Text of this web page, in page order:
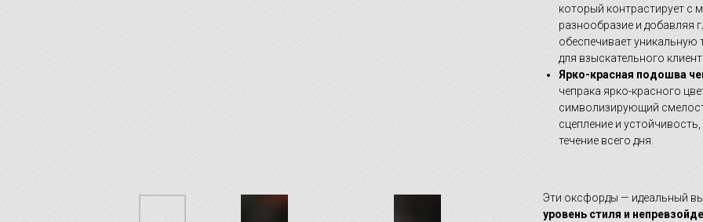
который контрастирует с
разнообразие и добавляя
обеспечивает уникальную
для взыскательного
Ярко-красная подошва
чепрака ярко-красного
символизирующий
сцепление и
течение всего дня.
Эти оксфорды — идеальный
уровень стиля и